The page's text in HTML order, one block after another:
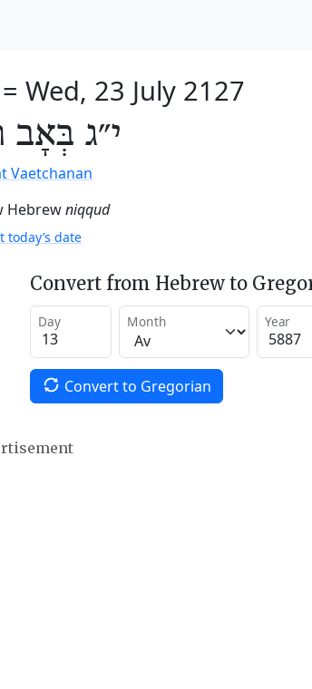
= Wed, 23 July 2127
י״ג בְּאָב
Vaetchanan
Hebrewniqqud
today’s date
Convert from Hebrew to
Day Month Year
Convert to Gregorian